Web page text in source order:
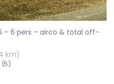
– 6 pers – airco & total off-
km)
(5)